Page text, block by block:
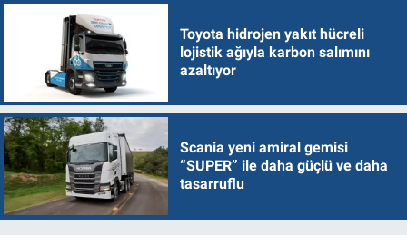
Toyota hidrojen yakıt hücreli
lojistik ağıyla karbon salımını
azaltıyor
Scania yeni amiral gemisi
“SUPER” ile daha güçlü ve daha
tasarruflu